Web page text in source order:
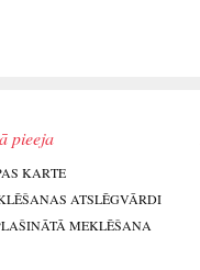
pieeja
KARTE
ATSLĒGVĀRDI
MEKLĒŠANA